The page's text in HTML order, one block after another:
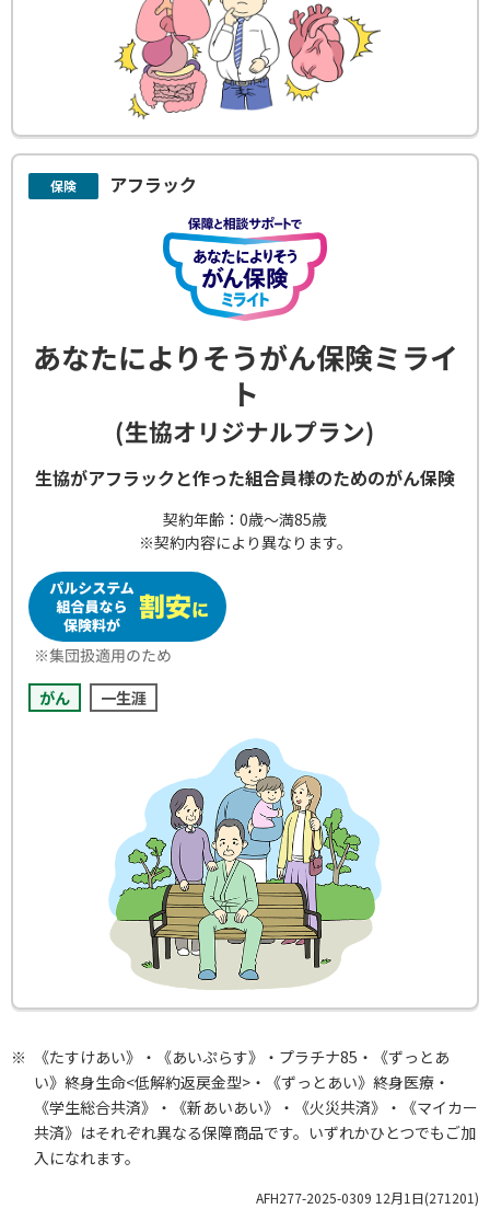
保険 アフラック
あなたによりそうがん保険ミライ
ト
(生協オリジナルプラン)
生協がアフラックと作った組合員様のためのがん保険
契約年齢：0歳～満85歳
※契約内容により異なります。
がん 一生涯
※
《たすけあい》・《あいぷらす》・プラチナ85・《ずっとあ
い》終身生命<低解約返戻金型>・《ずっとあい》終身医療・
《学生総合共済》・《新あいあい》・《火災共済》・《マイカー
共済》はそれぞれ異なる保障商品です。いずれかひとつでもご加
入になれます。
AFH277-2025-0309 12月1日(271201)